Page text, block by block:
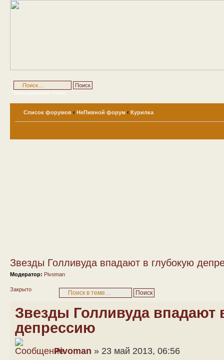
Расширенный поиск
Список форумов ‹ НеПивной форум ‹ Курилка
Звезды Голливуда впадают в глубокую
Модератор: Pivoman
Закрыто
Звезды Голливуда впадают
депрессию
Pivoman » 23 май 2013, 06:56